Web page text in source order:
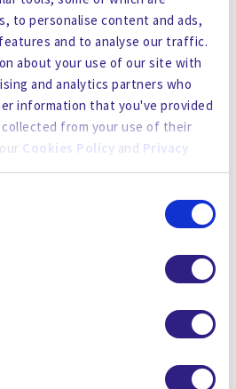
to personalise content and ads,
and to analyse our traffic.
about your use of our site with
and analytics partners who
information that you've provided
from your use of their
Cookies Policy and Privacy
to our
Cookies
which includes an
General de CRS Water, Bill
y Gradiant están
les haya concedido la
y construir esta planta
para la División
que completará un
entrega de plantas de
en los siete continentes.
Agricultura, Agua y Medio
basados en la
continúan operando y
permitirán una asistencia